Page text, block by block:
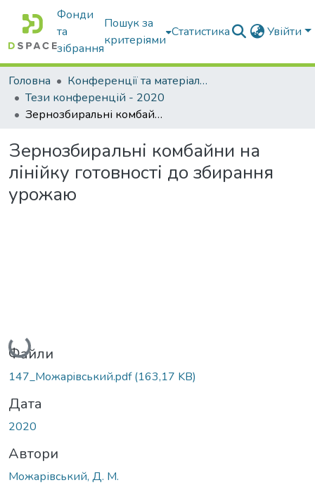
Фонди
та
зібрання
Пошук за
критеріями
Статистика Увійти
Головна
Конференції та матеріали конференцій
Тези конференцій - 2020
Зернозбиральні комбайни на лінійку готовності до збирання урожаю
Зернозбиральні комбайни на
лінійку готовності до збирання
урожаю
Вантажиться...
Файли
147_Можарiвський.pdf(163,17 KB)
Дата
2020
Автори
Можарівський, Д. М.